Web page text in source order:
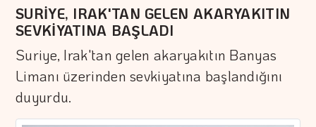
SURİYE, IRAK'TAN GELEN AKARYAKITIN
SEVKİYATINA BAŞLADI
Suriye, Irak'tan gelen akaryakıtın Banyas
Limanı üzerinden sevkiyatına başlandığını
duyurdu.